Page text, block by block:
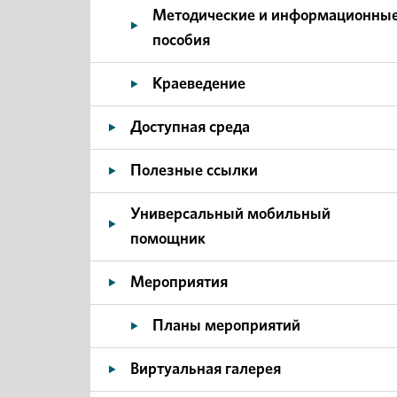
Методические и
пособия
Краеведение
Доступная среда
Полезные ссылки
Универсальный мобильный
помощник
Мероприятия
Планы мероприятий
Виртуальная галерея